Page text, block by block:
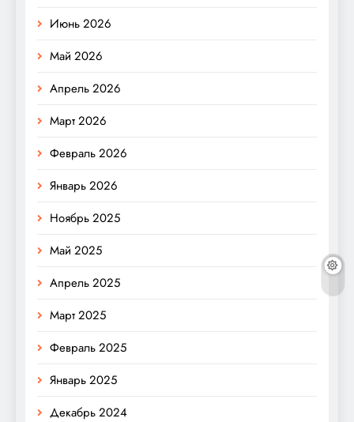
Июнь 2026
Май 2026
Апрель 2026
Март 2026
Февраль 2026
Январь 2026
Ноябрь 2025
Май 2025
Апрель 2025
Март 2025
Февраль 2025
Январь 2025
Декабрь 2024